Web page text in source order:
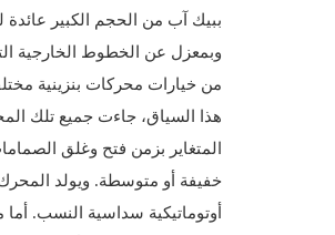
ببيك آب من الحجم الكبير
وبمعزل عن الخطوط الخارجية
هذا السياق، جاءت جميع تلك
المتغاير بزمن فتح وغلق